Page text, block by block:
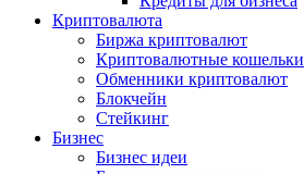
Криптовалюта
Биржа криптовалют
Криптовалютные кошельки
Обменники криптовалют
Блокчейн
Стейкинг
Бизнес
Бизнес идеи